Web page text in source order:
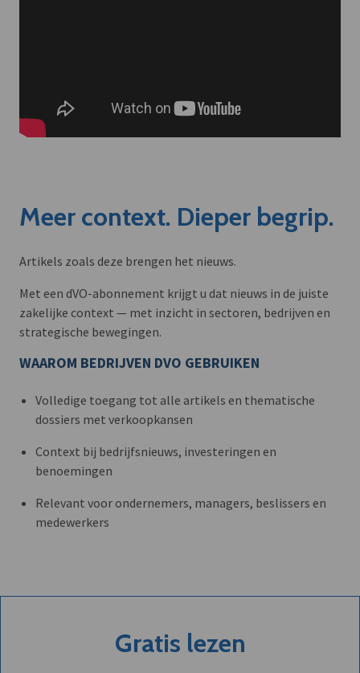
Meer context. Dieper begrip.
Artikels zoals deze brengen het nieuws.
Met een dVO-abonnement krijgt u dat nieuws in de juiste
zakelijke context — met inzicht in sectoren, bedrijven en
strategische bewegingen.
WAAROM BEDRIJVEN DVO GEBRUIKEN
Volledige toegang tot alle artikels en thematische
dossiers met verkoopkansen
Context bij bedrijfsnieuws, investeringen en
benoemingen
Relevant voor ondernemers, managers, beslissers en
medewerkers
Gratis lezen